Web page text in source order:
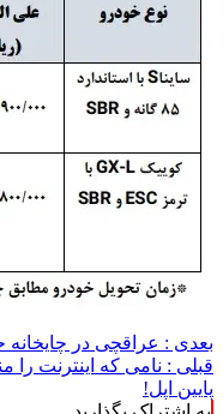
بعدی : عراقچی در
قبلی : نامی که اینترنت
پایین اپل!